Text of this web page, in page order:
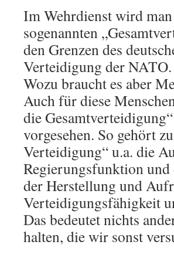
Im Wehrdienst wird
sogenannten
den Grenzen des
Verteidigung der NATO.
Wozu braucht es aber
Auch für diese
die
vorgesehen. So gehört
Verteidigung“ u.a. die
Regierungsfunktion
der Herstellung und
Verteidigungsfähigkeit
Das bedeutet nichts
halten, die wir sonst